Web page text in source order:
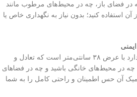
در فضای باز، چه در محیط‌های مرطوب مانند
آن استفاده کنید؛ بدون نیاز به نگهداری خاص یا
این نردبان دارای ۱۰ پله استاندارد با عرض ۳۸ سانتی‌متر است که تعادل و
چه در محیط‌های خانگی باشید و چه در فضاهای
آن حس اطمینان و راحتی کامل را به شما